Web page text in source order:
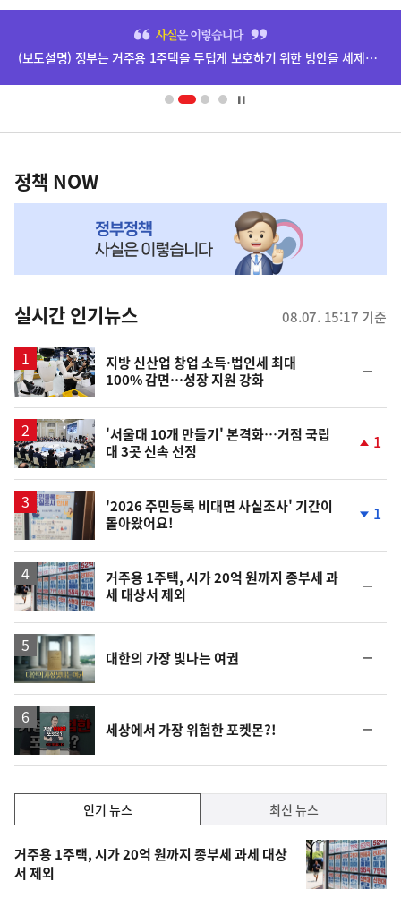
영
(보도설명) 정부는 거주용 1주택을 두텁게 보호하기 위한 방안을 세제개편안에 담았습니다.
책
NOW,
뉴
스
정책 NOW
실시간 인기뉴스 08.07. 15:17 기준
지방 신산업 창업 소득·법인세 최대
100% 감면…성장 지원 강화
일
'서울대 10개 만들기' 본격화…거점 국립
대 3곳 신속 선정
상
1
'2026 주민등록 비대면 사실조사' 기간이
돌아왔어요!
하
1
거주용 1주택, 시가 20억 원까지 종부세 과
세 대상서 제외
일
영
상
대한의 가장 빛나는 여권
일
영
세상에서 가장 위험한 포켓몬?!
일
기,
최
신,
인기 뉴스 최신 뉴스
기
뉴
거주용 1주택, 시가 20억 원까지 종부세 과세 대상
서 제외